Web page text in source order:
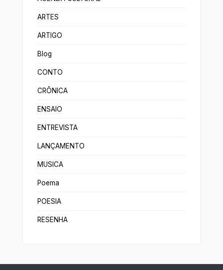
ARTES
ARTIGO
Blog
CONTO
CRÔNICA
ENSAIO
ENTREVISTA
LANÇAMENTO
MUSICA
Poema
POESIA
RESENHA